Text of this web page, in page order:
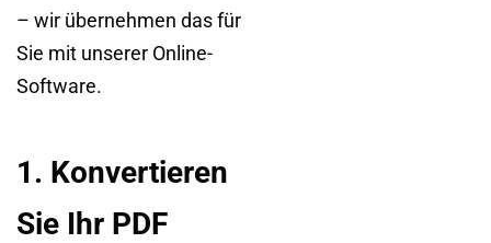
– wir übernehmen das für
Sie mit unserer Online-
Software.
1. Konvertieren
Sie Ihr PDF